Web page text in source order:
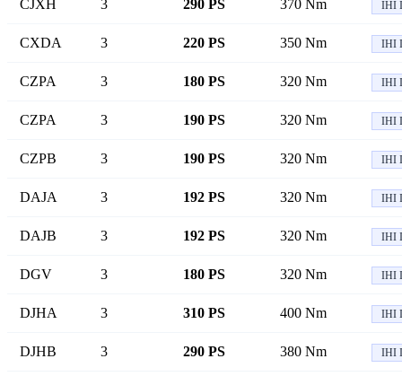
CJXH 3 290 PS 370 Nm IHI
CXDA 3 220 PS 350 Nm IHI
CZPA 3 180 PS 320 Nm IHI
CZPA 3 190 PS 320 Nm IHI
CZPB 3 190 PS 320 Nm IHI
DAJA 3 192 PS 320 Nm IHI
DAJB 3 192 PS 320 Nm IHI
DGV 3 180 PS 320 Nm IHI
DJHA 3 310 PS 400 Nm IHI
DJHB 3 290 PS 380 Nm IHI